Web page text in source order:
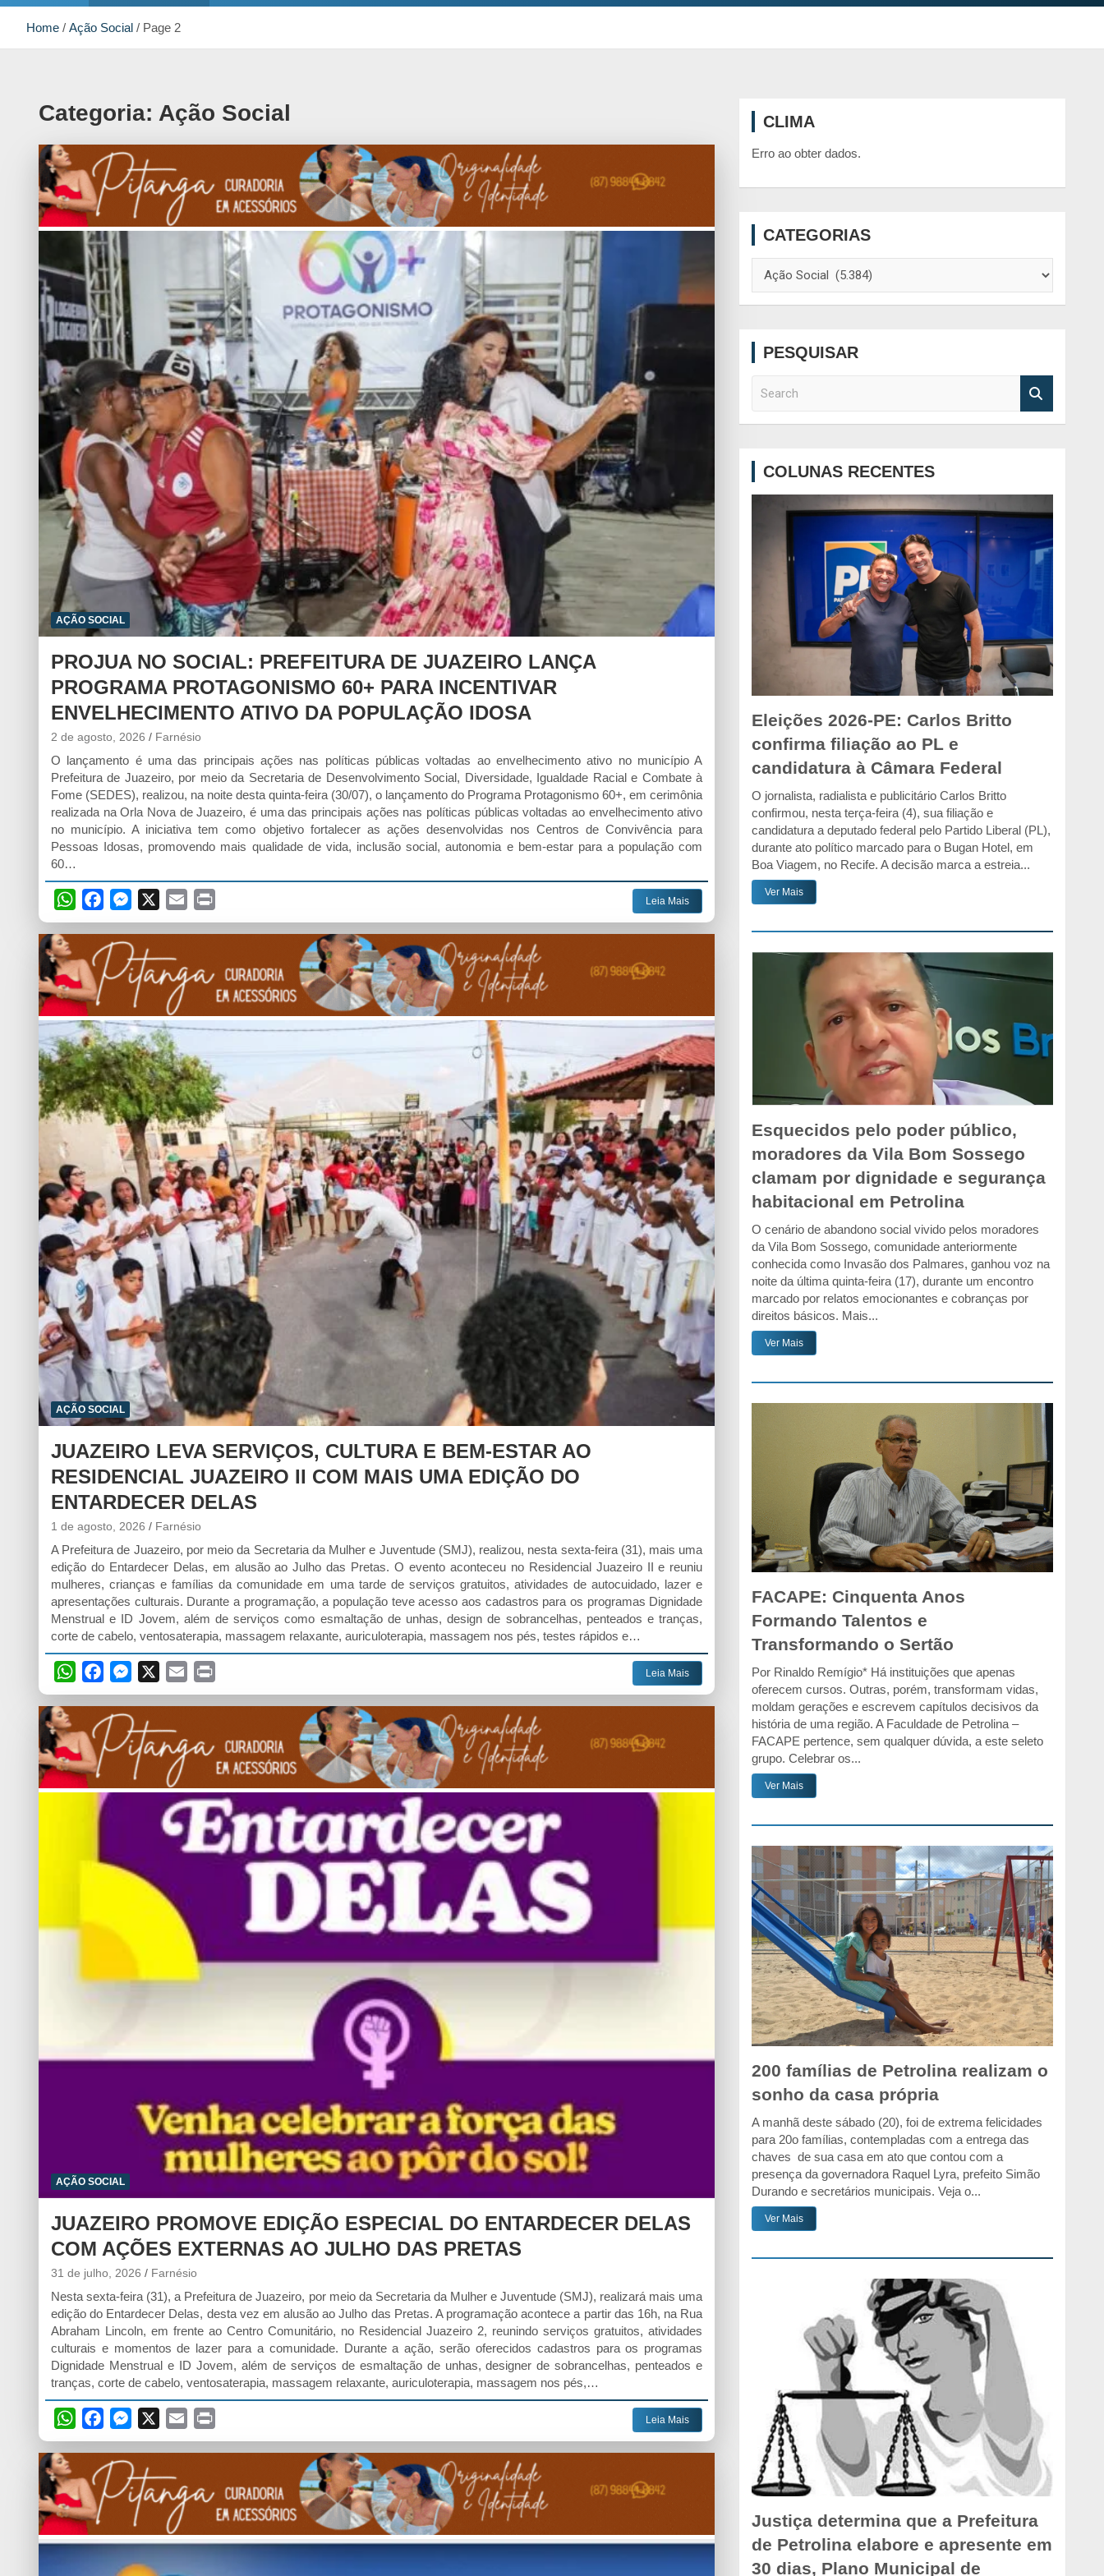
Home Ação Social Page 2
Categoria: Ação Social
AÇÃO SOCIAL
PROJUA NO SOCIAL: PREFEITURA DE JUAZEIRO LANÇA
PROGRAMA PROTAGONISMO 60+ PARA INCENTIVAR
ENVELHECIMENTO ATIVO DA POPULAÇÃO IDOSA
2 de agosto, 2026 Farnésio
O lançamento é uma das principais ações nas políticas públicas voltadas ao envelhecimento ativo no município A
Prefeitura de Juazeiro, por meio da Secretaria de Desenvolvimento Social, Diversidade, Igualdade Racial e Combate à
Fome (SEDES), realizou, na noite desta quinta-feira (30/07), o lançamento do Programa Protagonismo 60+, em cerimônia
realizada na Orla Nova de Juazeiro, é uma das principais ações nas políticas públicas voltadas ao envelhecimento ativo
no município. A iniciativa tem como objetivo fortalecer as ações desenvolvidas nos Centros de Convivência para
Pessoas Idosas, promovendo mais qualidade de vida, inclusão social, autonomia e bem-estar para a população com
60…
W
h
t
s
A
p
p
a
c
e
b
o
k
e
s
s
e
n
g
e
r
m
l
r
Leia Mais
AÇÃO SOCIAL
JUAZEIRO LEVA SERVIÇOS, CULTURA E BEM-ESTAR AO
RESIDENCIAL JUAZEIRO II COM MAIS UMA EDIÇÃO DO
ENTARDECER DELAS
1 de agosto, 2026 Farnésio
A Prefeitura de Juazeiro, por meio da Secretaria da Mulher e Juventude (SMJ), realizou, nesta sexta-feira (31), mais uma
edição do Entardecer Delas, em alusão ao Julho das Pretas. O evento aconteceu no Residencial Juazeiro II e reuniu
mulheres, crianças e famílias da comunidade em uma tarde de serviços gratuitos, atividades de autocuidado, lazer e
apresentações culturais. Durante a programação, a população teve acesso aos cadastros para os programas Dignidade
Menstrual e ID Jovem, além de serviços como esmaltação de unhas, design de sobrancelhas, penteados e tranças,
corte de cabelo, ventosaterapia, massagem relaxante, auriculoterapia, massagem nos pés, testes rápidos e…
W
h
t
s
A
a
c
e
b
o
e
s
s
e
n
m
l
r
Leia Mais
AÇÃO SOCIAL
JUAZEIRO PROMOVE EDIÇÃO ESPECIAL DO ENTARDECER DELAS
COM AÇÕES EXTERNAS AO JULHO DAS PRETAS
31 de julho, 2026 Farnésio
Nesta sexta-feira (31), a Prefeitura de Juazeiro, por meio da Secretaria da Mulher e Juventude (SMJ), realizará mais uma
edição do Entardecer Delas, desta vez em alusão ao Julho das Pretas. A programação acontece a partir das 16h, na Rua
Abraham Lincoln, em frente ao Centro Comunitário, no Residencial Juazeiro 2, reunindo serviços gratuitos, atividades
culturais e momentos de lazer para a comunidade. Durante a ação, serão oferecidos cadastros para os programas
Dignidade Menstrual e ID Jovem, além de serviços de esmaltação de unhas, designer de sobrancelhas, penteados e
tranças, corte de cabelo, ventosaterapia, massagem relaxante, auriculoterapia, massagem nos pés,…
W
h
t
s
A
p
a
c
e
b
o
e
s
s
e
n
g
e
m
l
r
Leia Mais
CLIMA
Erro ao obter dados.
CATEGORIAS
PESQUISAR
COLUNAS RECENTES
Eleições 2026-PE: Carlos Britto
confirma filiação ao PL e
candidatura à Câmara Federal
O jornalista, radialista e publicitário Carlos Britto
confirmou, nesta terça-feira (4), sua filiação e
candidatura a deputado federal pelo Partido Liberal (PL),
durante ato político marcado para o Bugan Hotel, em
Boa Viagem, no Recife. A decisão marca a estreia...
Ver Mais
Esquecidos pelo poder público,
moradores da Vila Bom Sossego
clamam por dignidade e segurança
habitacional em Petrolina
O cenário de abandono social vivido pelos moradores
da Vila Bom Sossego, comunidade anteriormente
conhecida como Invasão dos Palmares, ganhou voz na
noite da última quinta-feira (17), durante um encontro
marcado por relatos emocionantes e cobranças por
direitos básicos. Mais...
Ver Mais
FACAPE: Cinquenta Anos
Formando Talentos e
Transformando o Sertão
Por Rinaldo Remígio* Há instituições que apenas
oferecem cursos. Outras, porém, transformam vidas,
moldam gerações e escrevem capítulos decisivos da
história de uma região. A Faculdade de Petrolina –
FACAPE pertence, sem qualquer dúvida, a este seleto
grupo. Celebrar os...
Ver Mais
200 famílias de Petrolina realizam o
sonho da casa própria
A manhã deste sábado (20), foi de extrema felicidades
para 20o famílias, contempladas com a entrega das
chaves de sua casa em ato que contou com a
presença da governadora Raquel Lyra, prefeito Simão
Durando e secretários municipais. Veja o...
Ver Mais
Justiça determina que a Prefeitura
de Petrolina elabore e apresente em
30 dias, Plano Municipal de